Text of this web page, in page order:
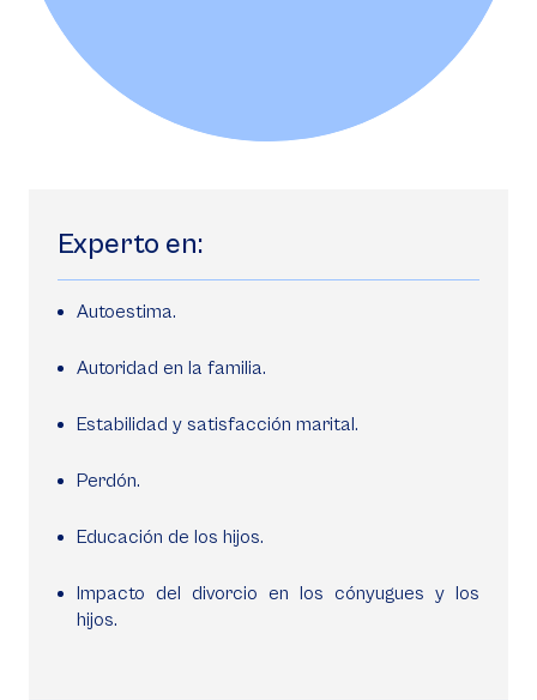
Experto en:
Autoestima.
Autoridad en la familia.
Estabilidad y satisfacción marital.
Perdón.
Educación de los hijos.
Impacto del divorcio en los cónyugues y los
hijos.